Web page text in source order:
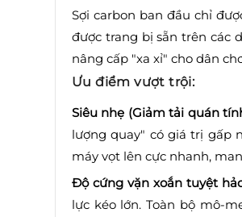
Sợi carbon ban đầu chỉ
được trang bị sẵn trên các
nâng cấp "xa xỉ" cho dân
Ưu điểm vượt trội:
Siêu nhẹ (Giảm tải quán
lượng quay" có giá trị gấp
máy vọt lên cực nhanh,
Độ cứng vặn xoắn tuyệt
lực kéo lớn. Toàn bộ mô-